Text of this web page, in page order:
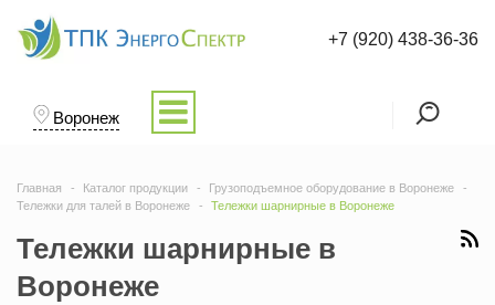
Воронеж
+7 (920) 438-36-36
Главная Каталог продукции
Грузоподъемное оборудование в Воронеже
Тележки для талей в Воронеже
Тележки шарнирные в Воронеже
Тележки шарнирные в
Воронеже